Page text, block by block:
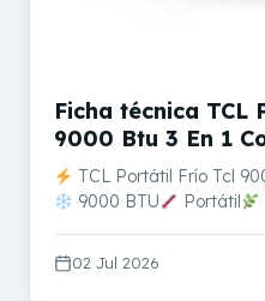
Ficha técnica TCL
9000 Btu 3 En 1
TCL Portátil Frío Tcl
9000 BTU
Portátil
02 Jul 2026